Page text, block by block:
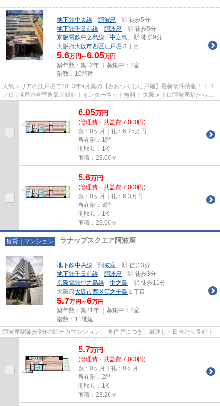
地下鉄中央線 「 阿波座 」駅 徒歩5分
地下鉄千日前線 「 阿波座 」駅 徒歩5分
京阪電鉄中之島線 「 中之島 」駅 徒歩9分
大阪府大阪市西区江戸堀 ３丁目
5.6万円～6.05万円
築年数：築12年 ｜募集中： 2室
階数：10階建
人気エリアの江戸堀で2013年9月築の【みおつくし江戸堀】最新物件情報！！ １
フロア4戸の全室角部屋設計！インターネット無料！ 大阪メトロ阿波座駅から徒
6.05万円
(管理費・共益費 7,000円)
敷：0ヶ月｜礼：6.75万円
所在階：1階
間取り：1K
面積：23.00㎡
5.6万円
(管理費・共益費 7,000円)
敷：0ヶ月｜礼：6.3万円
所在階：3階
間取り：1K
面積：23.00㎡
賃貸｜マンション ラナップスクエア阿波座
地下鉄中央線 「 阿波座 」駅 徒歩3分
地下鉄千日前線 「 阿波座 」駅 徒歩3分
京阪電鉄中之島線 「 中之島 」駅 徒歩11分
大阪府大阪市西区江之子島 １丁目
5.7万円～6万円
築年数：築21年 ｜募集中： 2室
階数：11階建
阿波座駅徒歩3分の駅チカマンション。 角住戸につき、風通し・日当たり良好！
5.7万円
(管理費・共益費 7,000円)
敷：0ヶ月｜礼：0ヶ月
所在階：2階
間取り：1K
面積：23.26㎡